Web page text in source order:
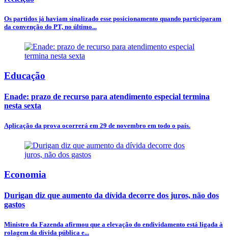
Os partidos já haviam sinalizado esse posicionamento quando participaram
da convenção do PT, no último...
Educação
Enade: prazo de recurso para atendimento especial termina
nesta sexta
Aplicação da prova ocorrerá em 29 de novembro em todo o país.
Economia
Durigan diz que aumento da dívida decorre dos juros, não dos
gastos
Ministro da Fazenda afirmou que a elevação do endividamento está ligada à
rolagem da dívida pública e...